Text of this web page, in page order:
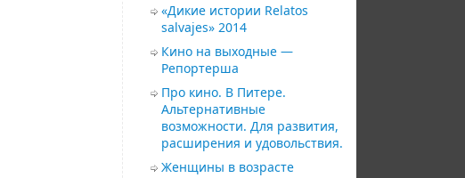
«Дикие истории Relatos
salvajes» 2014
Кино на выходные —
Репортерша
Про кино. В Питере.
Альтернативные
возможности. Для развития,
расширения и удовольствия.
Женщины в возрасте